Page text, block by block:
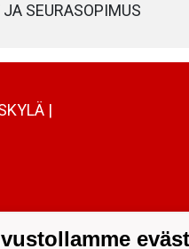
SEURASOPIMUS
|